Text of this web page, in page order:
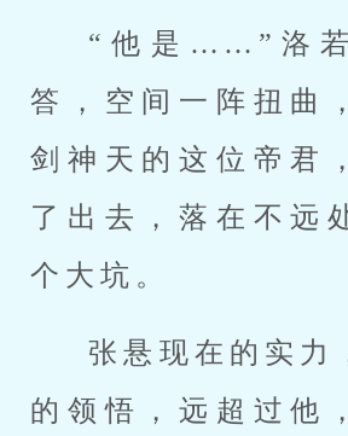
“他是……”洛
答，空间一阵扭曲
剑神天的这位帝君
了出去，落在不远
个大坑。
张悬现在的实力
的领悟，远超过他